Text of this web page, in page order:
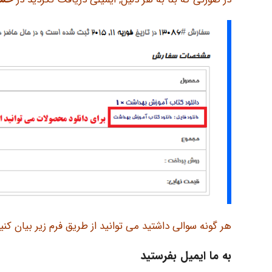
هر گونه سوالی داشتید می توانید از طریق فرم زیر بیان
به ما ایمیل بفرستید